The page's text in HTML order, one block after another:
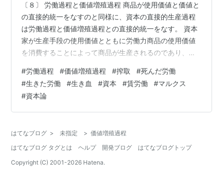
〔８〕 労働過程と価値増殖過程 商品が使用価値と価値と
の直接的統一をなすのと同様に、資本の直接的生産過程
は労働過程と価値増殖過程との直接的統一をなす。 資本
家が生産手段の使用価値とともに労働力商品の使用価値
を消費することによって商品が生産されるのであり、こ
的」という規定をうけたところの生産過程とされている
のは、流通過程によって媒介されていない生産過程とい
う意味においてである。 この資本の直接的生産過程は二
つの角度から分析されなければならない。この過程を、
には、それは労働過程と規定され、この側面は技…
#労働過程 #価値増殖過程 #搾取 #死んだ労働
#生きた労働 #生き血 #資本 #賃労働 #マルクス
#資本論
はてなブログ > 未指定 > 価値増殖過程
はてなブログ タグとは
ヘルプ 開発ブログ
はてなブログトップ
Copyright (C) 2001-2026 Hatena.